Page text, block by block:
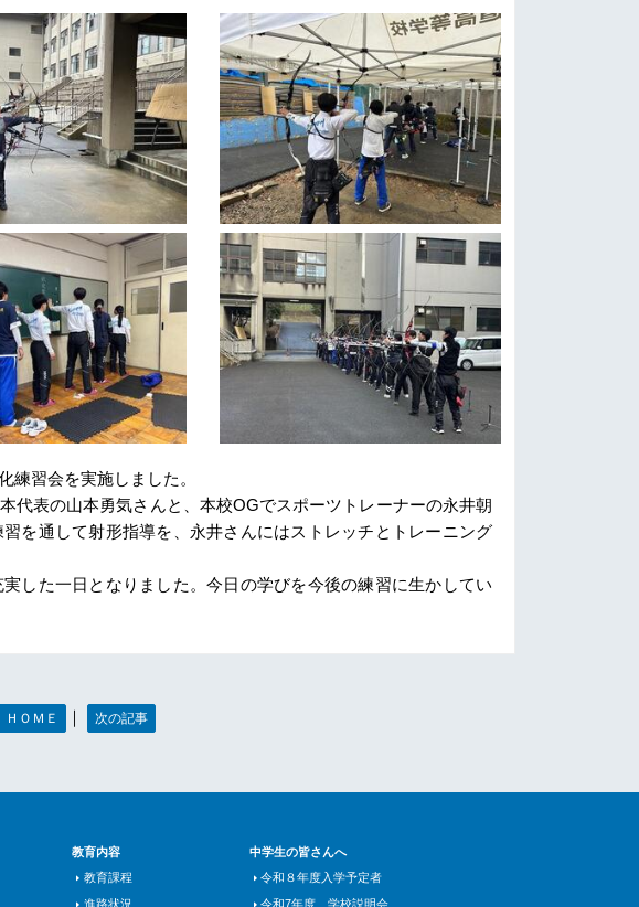
練習会を実施しました。
代表の山本勇気さんと、本校OGでスポーツトレーナーの永井朝
を通して射形指導を、永井さんにはストレッチとトレーニング
した一日となりました。今日の学びを今後の練習に生かしてい
ＨＯＭＥ ｜ 次の記事
教育内容
教育課程
進路状況
中学生の皆さんへ
令和８年度入学予定者
令和7年度 学校説明会